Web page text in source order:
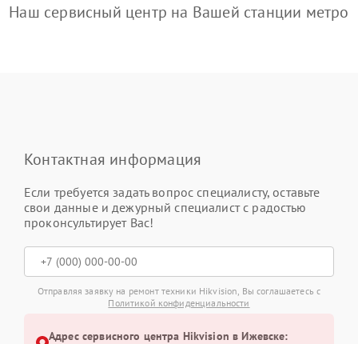
Наш сервисный центр на Вашей станции метро
Контактная информация
Если требуется задать вопрос специалисту, оставьте
свои данные и дежурный специалист с радостью
проконсультирует Вас!
Отправляя заявку на ремонт техники Hikvision, Вы соглашаетесь с
Политикой конфиденциальности
Адрес сервисного центра Hikvision в Ижевске: